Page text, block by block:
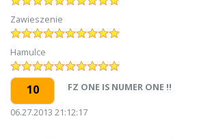
Zawieszenie
Hamulce
10 FZ ONE IS NUMER ONE !!
06.27.2013 21:12:17